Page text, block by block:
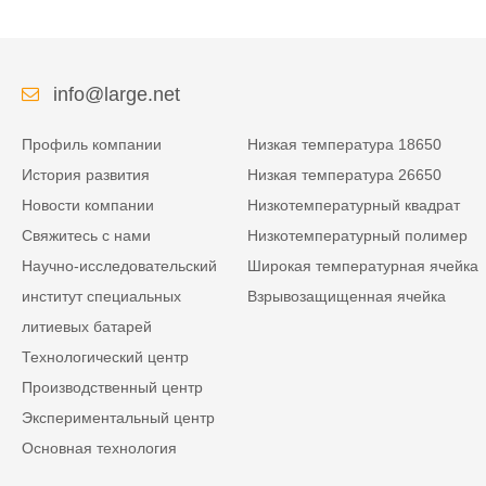
info@large.net
Профиль компании
История развития
Новости компании
Свяжитесь с нами
Научно-исследовательский
институт специальных
литиевых батарей
Технологический центр
Производственный центр
Экспериментальный центр
Основная технология
Низкая температура 18650
Низкая температура 26650
Низкотемпературный квадрат
Низкотемпературный полимер
Широкая температурная ячейка
Взрывозащищенная ячейка